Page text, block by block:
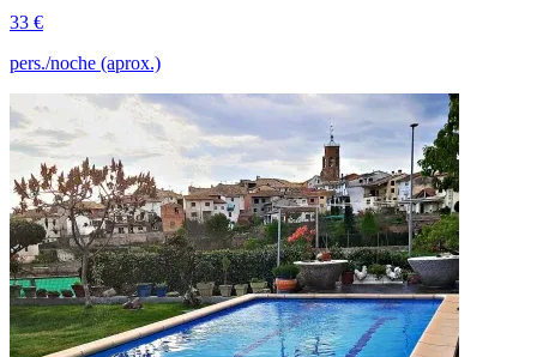
33 €
pers./noche (aprox.)